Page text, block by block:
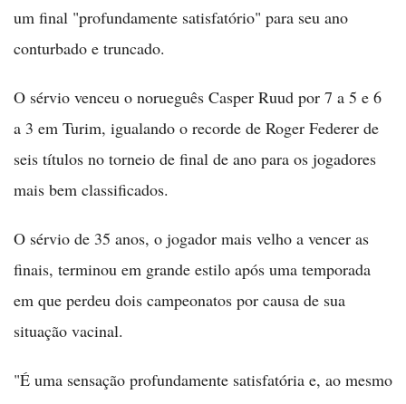
um final "profundamente satisfatório" para seu ano
conturbado e truncado.
O sérvio venceu o norueguês Casper Ruud por 7 a 5 e 6
a 3 em Turim, igualando o recorde de Roger Federer de
seis títulos no torneio de final de ano para os jogadores
mais bem classificados.
O sérvio de 35 anos, o jogador mais velho a vencer as
finais, terminou em grande estilo após uma temporada
em que perdeu dois campeonatos por causa de sua
situação vacinal.
"É uma sensação profundamente satisfatória e, ao mesmo